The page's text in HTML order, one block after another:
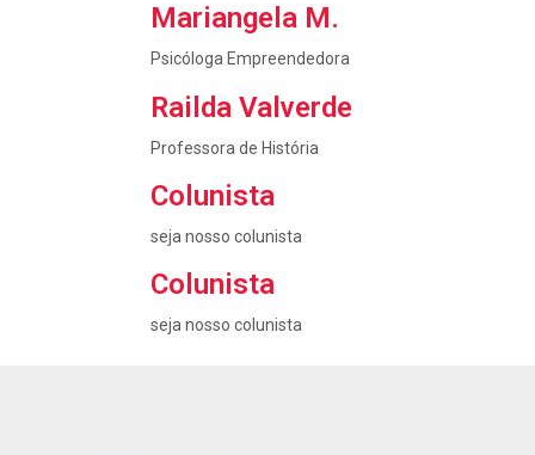
Mariangela M.
Psicóloga Empreendedora
Railda Valverde
Professora de História
Colunista
seja nosso colunista
Colunista
seja nosso colunista